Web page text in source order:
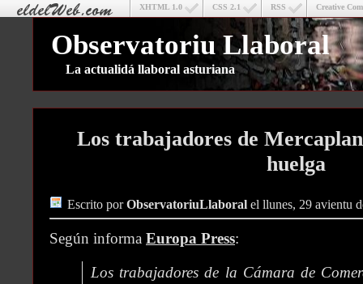
Creative
RSS
CSS 2.1
XHTML 1.0
Observatoriu Llaboral
La actualidá llaboral asturiana
Los trabajadores de
huelga
Escrito porObservatoriuLlaboral el llunes, 29 avientu
Según informa Europa Press:
Los trabajadores de la Cámara de